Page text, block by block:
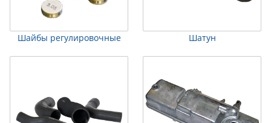
Шайбы регулировочные Шатун